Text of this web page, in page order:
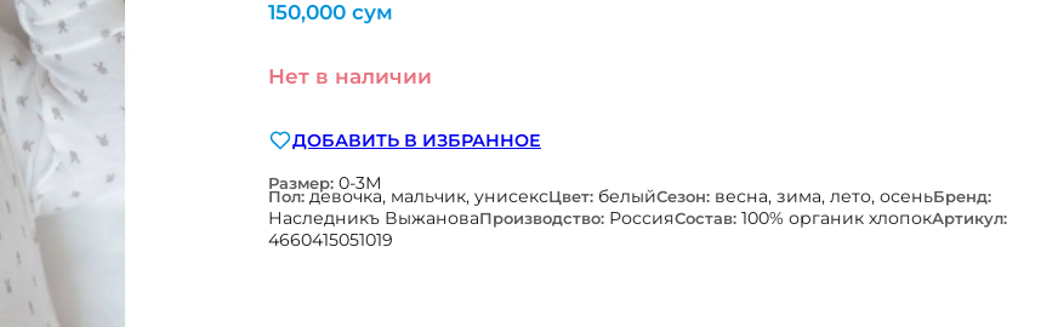
150,000 сум
Нет в наличии
ДОБАВИТЬ В ИЗБРАННОЕ
Размер: 0-3М
Пол: девочка, мальчик, унисексЦвет: белыйСезон: весна, зима, лето, осеньБренд:
Наследникъ ВыжановаПроизводство: РоссияСостав: 100% органик хлопокАртикул:
4660415051019